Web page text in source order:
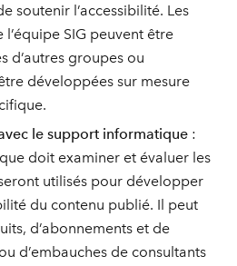
soutenir l’accessibilité. Les
l’équipe SIG peuvent être
d’autres groupes ou
développées sur mesure
le support informatique :
doit examiner et évaluer les
utilisés pour développer
du contenu publié. Il peut
d’abonnements et de
d’embauches de consultants